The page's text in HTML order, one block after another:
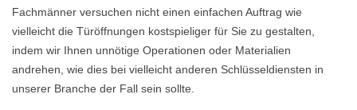
Fachmänner versuchen nicht einen einfachen Auftrag wie
vielleicht die Türöffnungen kostspieliger für Sie zu gestalten,
indem wir Ihnen unnötige Operationen oder Materialien
andrehen, wie dies bei vielleicht anderen Schlüsseldiensten in
unserer Branche der Fall sein sollte.